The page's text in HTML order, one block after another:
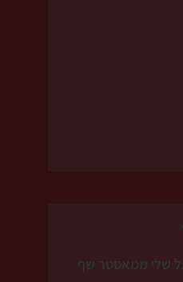
שלי ממאסטר שף